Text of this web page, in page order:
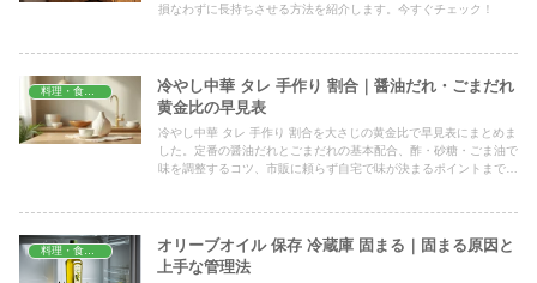
損なわずに長持ちさせる方法を紹介します。今すぐチェック！
冷やし中華 タレ 手作り 割合｜醤油だれ・ごまだれ
黄金比の早見表
冷やし中華 タレ 手作り 割合を大さじの黄金比で早見表にまとめま
した。定番の醤油だれとごまだれの基本配合、酢・砂糖・ごま油で
味を調整するコツ、市販に頼らず自宅で味が決まるポイントまで、
オリーブオイル 保存 冷蔵庫 固まる｜固まる原因と
上手な管理法